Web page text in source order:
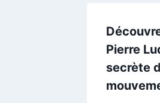
Pierre
secrète